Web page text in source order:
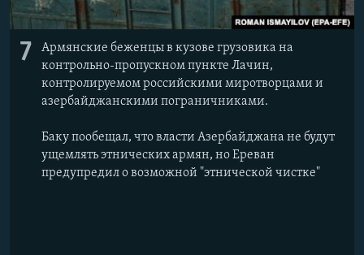
7
Армянские беженцы в кузове грузовика на
контрольно-пропускном пункте Лачин,
контролируемом российскими миротворцами и
азербайджанскими пограничниками.
Баку пообещал, что власти Азербайджана не будут
ущемлять этнических армян, но Ереван
предупредил о возможной "этнической чистке"